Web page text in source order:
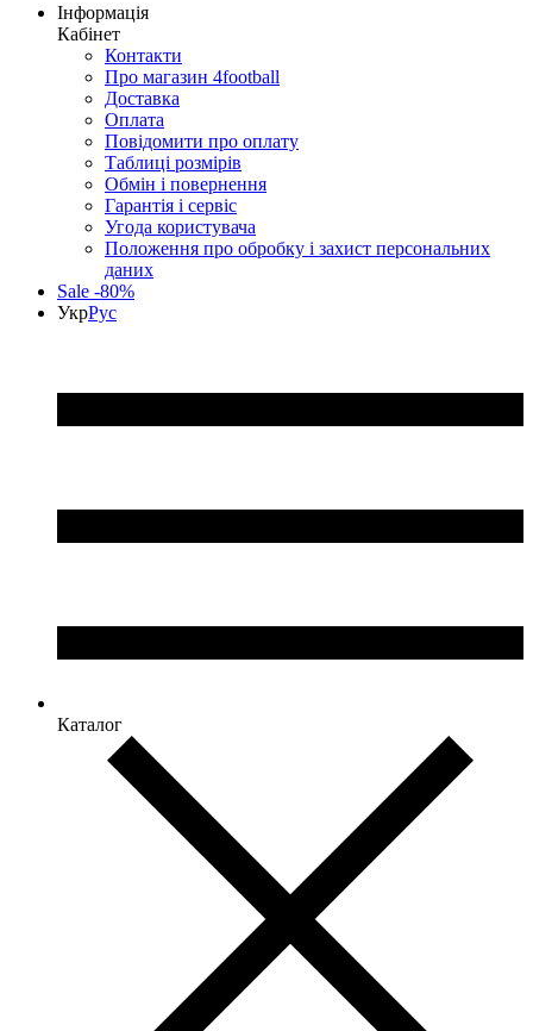
Інформація
Кабінет
Контакти
Про магазин 4football
Доставка
Оплата
Повідомити про оплату
Таблиці розмірів
Обмін і повернення
Гарантія і сервіс
Угода користувача
Положення про обробку і захист персональних
даних
Sale -80%
УкрРус
Каталог